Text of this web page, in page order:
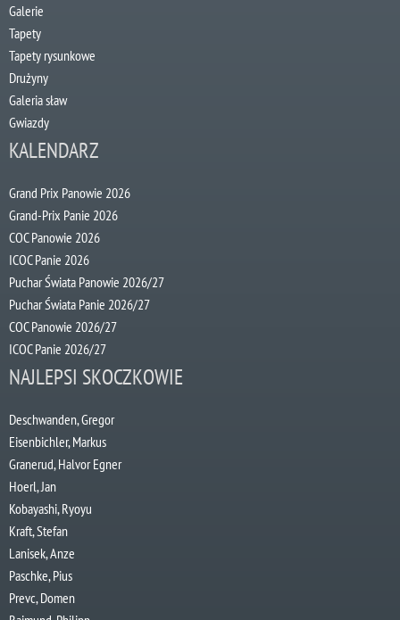
Galerie
Tapety
Tapety rysunkowe
Drużyny
Galeria sław
Gwiazdy
KALENDARZ
Grand Prix Panowie 2026
Grand-Prix Panie 2026
COC Panowie 2026
ICOC Panie 2026
Puchar Świata Panowie 2026/27
Puchar Świata Panie 2026/27
COC Panowie 2026/27
ICOC Panie 2026/27
NAJLEPSI SKOCZKOWIE
Deschwanden, Gregor
Eisenbichler, Markus
Granerud, Halvor Egner
Hoerl, Jan
Kobayashi, Ryoyu
Kraft, Stefan
Lanisek, Anze
Paschke, Pius
Prevc, Domen